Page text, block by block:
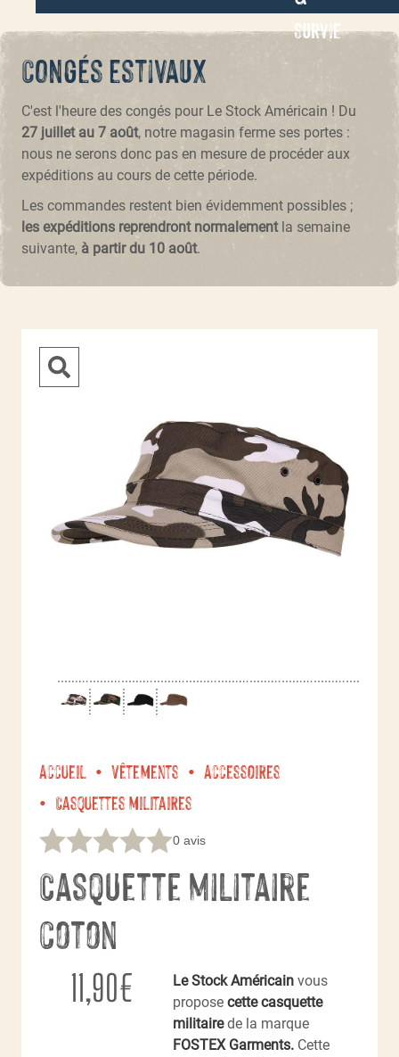
Survie
Congés estivaux
C'est l'heure des congés pour Le Stock Américain ! Du
27 juillet au 7 août, notre magasin ferme ses portes :
nous ne serons donc pas en mesure de procéder aux
expéditions au cours de cette période.
Les commandes restent bien évidemment possibles ;
les expéditions reprendront normalementla semaine
suivante, à partir du 10 août.
Accueil Vêtements
Accessoires
Casquettes militaires
0 avis
Casquette militaire
coton
11,90€ Le Stock Américain vous
propose cette casquette
militairede la marque
FOSTEX Garments. Cette